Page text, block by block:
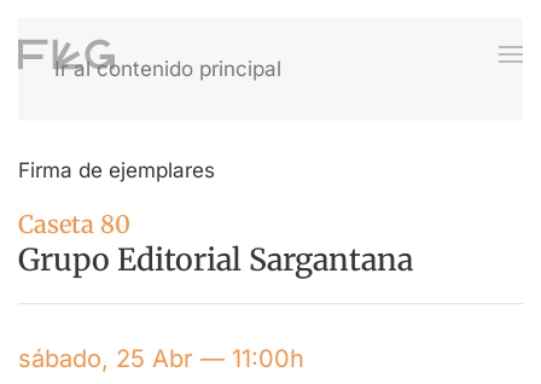
Ir al contenido principal
Firma de ejemplares
Caseta 80
Grupo Editorial Sargantana
sábado, 25 Abr — 11:00h